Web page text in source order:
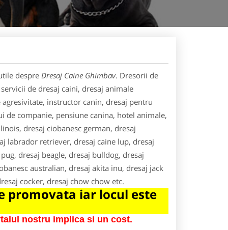
despre Dresaj Caine Ghimbav. Dresorii de
de dresaj caini, dresaj animale
instructor canin, dresaj pentru
de companie, pensiune canina, hotel animale,
dresaj ciobanesc german, dresaj
labrador retriever, dresaj caine lup, dresaj
dresaj beagle, dresaj bulldog, dresaj
australian, dresaj akita inu, dresaj jack
cocker, dresaj chow chow etc.
promovata iar locul este
nostru implica si un cost.